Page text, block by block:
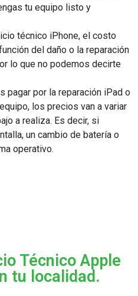
tu equipo listo y
técnico iPhone, el costo
del daño o la reparación
lo que no podemos decirte
pagar por la reparación iPad o
los precios van a variar
a realiza. Es decir, si
un cambio de batería o
operativo.
Técnico Apple
tu localidad.